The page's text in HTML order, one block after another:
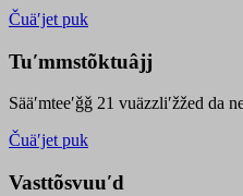
Čuäʹjet puk
Tuʹmmstõktuâjj
Sääʹmteeʹǧǧ 21 vuäzzliʹžžed da
Čuäʹjet puk
Vasttõsvuuʹd